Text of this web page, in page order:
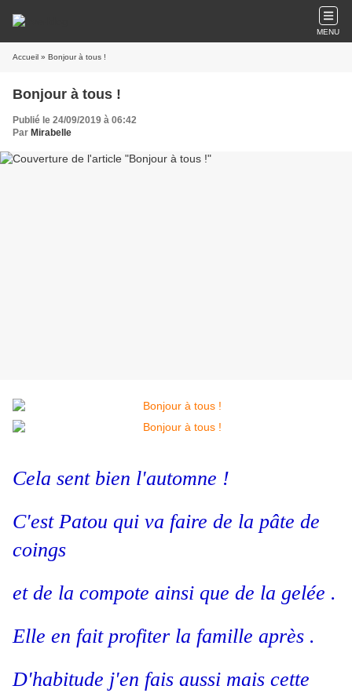
MENU
Accueil » Bonjour à tous !
Bonjour à tous !
Publié le 24/09/2019 à 06:42
Par Mirabelle
Cela sent bien l'automne !
C'est Patou qui va faire de la pâte de
coings
et de la compote ainsi que de la gelée .
Elle en fait profiter la famille après .
D'habitude j'en fais aussi mais cette